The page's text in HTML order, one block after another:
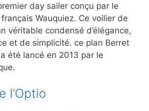
day sailer conçu par le
Wauquiez. Ce voilier de
véritable condensé d’élégance,
et de simplicité. ce plan Berret
été lancé en 2013 par le
l’Optio